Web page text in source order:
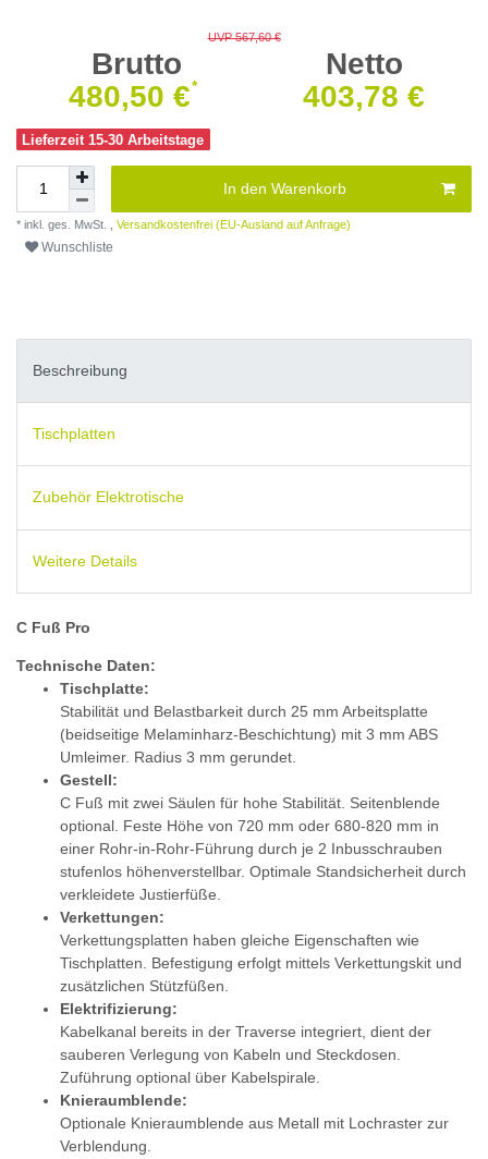
UVP 567,60 €
Brutto
Netto
480,50 €
* 403,78 €
Lieferzeit 15-30 Arbeitstage
In den Warenkorb
* inkl. ges. MwSt. , Versandkostenfrei (EU-Ausland auf Anfrage)
Wunschliste
Beschreibung
Tischplatten
Zubehör Elektrotische
Weitere Details
C Fuß Pro
Technische Daten:
Tischplatte:
Stabilität und Belastbarkeit durch 25 mm Arbeitsplatte
(beidseitige Melaminharz-Beschichtung) mit 3 mm ABS
Umleimer. Radius 3 mm gerundet.
Gestell:
C Fuß mit zwei Säulen für hohe Stabilität. Seitenblende
optional. Feste Höhe von 720 mm oder 680-820 mm in
einer Rohr-in-Rohr-Führung durch je 2 Inbusschrauben
stufenlos höhenverstellbar. Optimale Standsicherheit durch
verkleidete Justierfüße.
Verkettungen:
Verkettungsplatten haben gleiche Eigenschaften wie
Tischplatten. Befestigung erfolgt mittels Verkettungskit und
zusätzlichen Stützfüßen.
Elektrifizierung:
Kabelkanal bereits in der Traverse integriert, dient der
sauberen Verlegung von Kabeln und Steckdosen.
Zuführung optional über Kabelspirale.
Knieraumblende:
Optionale Knieraumblende aus Metall mit Lochraster zur
Verblendung.